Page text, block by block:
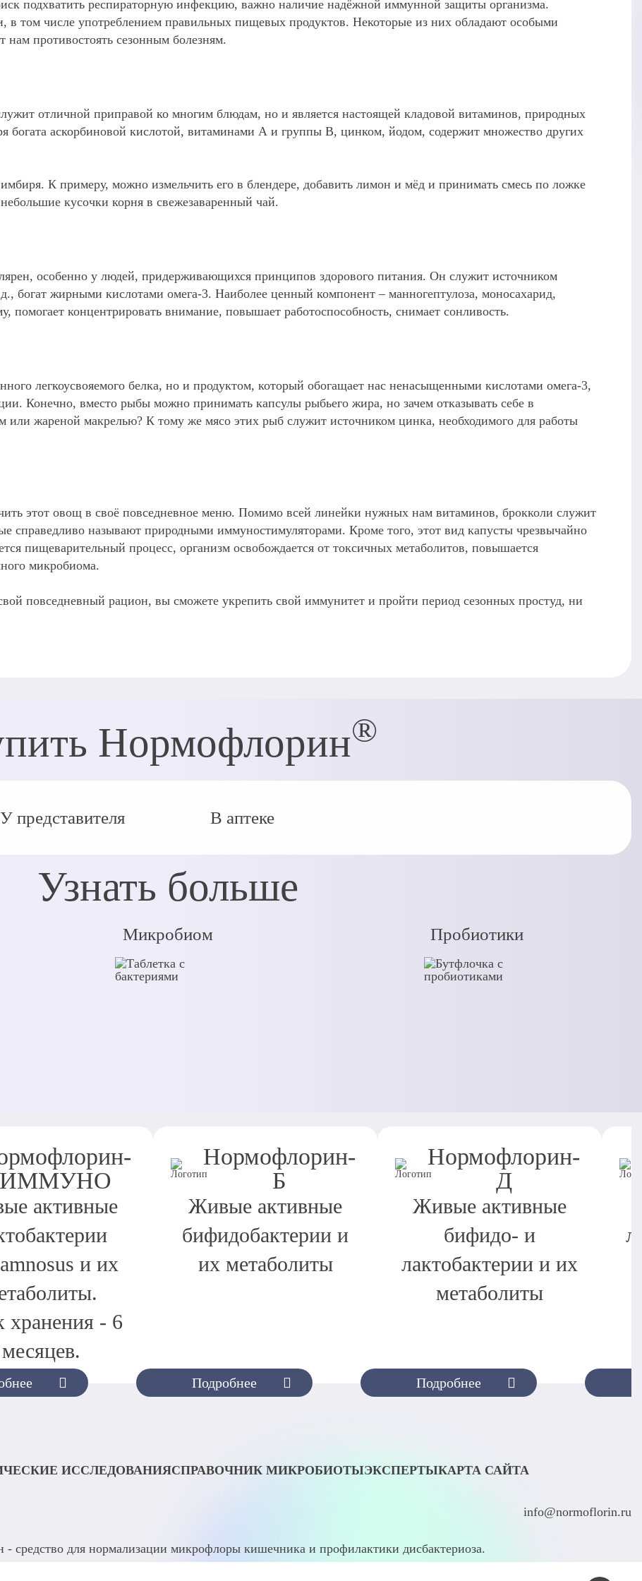
подхватить респираторную инфекцию, важно наличие надёжной иммунной защиты организма.
том числе употреблением правильных пищевых продуктов. Некоторые из них обладают особыми
противостоять сезонным болезням.
отличной приправой ко многим блюдам, но и является настоящей кладовой витаминов, природных
богата аскорбиновой кислотой, витаминами А и группы В, цинком, йодом, содержит множество других
К примеру, можно измельчить его в блендере, добавить лимон и мёд и принимать смесь по ложке
кусочки корня в свежезаваренный чай.
особенно у людей, придерживающихся принципов здорового питания. Он служит источником
богат жирными кислотами омега-3. Наиболее ценный компонент – манногептулоза, моносахарид,
помогает концентрировать внимание, повышает работоспособность, снимает сонливость.
легкоусвояемого белка, но и продуктом, который обогащает нас ненасыщенными кислотами омега-3,
Конечно, вместо рыбы можно принимать капсулы рыбьего жира, но зачем отказывать себе в
или жареной макрелью? К тому же мясо этих рыб служит источником цинка, необходимого для работы
этот овощ в своё повседневное меню. Помимо всей линейки нужных нам витаминов, брокколи служит
справедливо называют природными иммуностимуляторами. Кроме того, этот вид капусты чрезвычайно
пищеварительный процесс, организм освобождается от токсичных метаболитов, повышается
микробиома.
повседневный рацион, вы сможете укрепить свой иммунитет и пройти период сезонных простуд, ни
Нормофлорин®
У представителя В аптеке
Узнать больше
Микробиом Пробиотики
ИММУНО
активные
и их
хранения - 6
месяцев.
Подробнее
Нормофлорин-
Б
Живые активные
бифидобактерии и
их метаболиты
Подробнее
Нормофлорин-
Д
Живые активные
бифидо- и
лактобактерии и их
метаболиты
ИССЛЕДОВАНИЯСПРАВОЧНИК МИКРОБИОТЫЭКСПЕРТЫКАРТА САЙТА
info@normoflorin.ru
средство для нормализации микрофлоры кишечника и профилактики дисбактериоза.